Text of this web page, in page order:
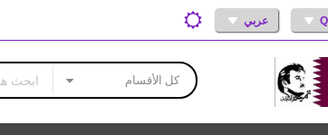
عربي
كل الأقسام